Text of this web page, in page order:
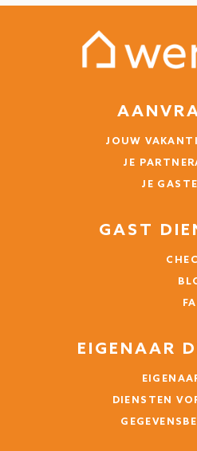
JOUW
JE
JE
GAST
EIGENAAR
DIENSTEN